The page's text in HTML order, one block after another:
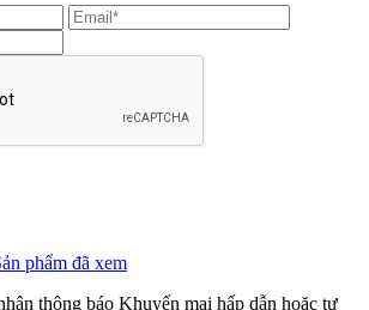
phẩm đã xem
thông báo Khuyến mại hấp dẫn hoặc tư